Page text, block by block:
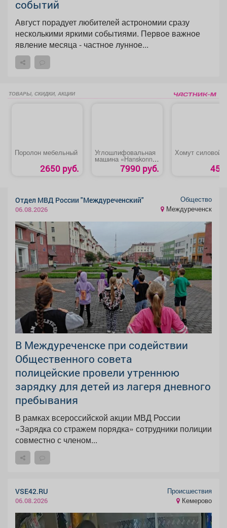
событий
Август порадует любителей астрономии сразу
несколькими яркими событиями. Первое важное
явление месяца - частное лунное...
ТОВАРЫ, СКИДКИ, АКЦИИ
Поролон мебельный
2650 руб.
Углошлифовальная
машина «Hanskonner
HAG13125TE»7990 руб.
Хомут силовой
45
Отдел МВД России "Междуреченский"
06.08.2026
Общество
Междуреченск
В Междуреченске при содействии
Общественного совета
полицейские провели утреннюю
зарядку для детей из лагеря дневного
пребывания
В рамках всероссийской акции МВД России
«Зарядка со стражем порядка» сотрудники полиции
совместно с членом...
VSE42.RU
06.08.2026
Происшествия
Кемерово